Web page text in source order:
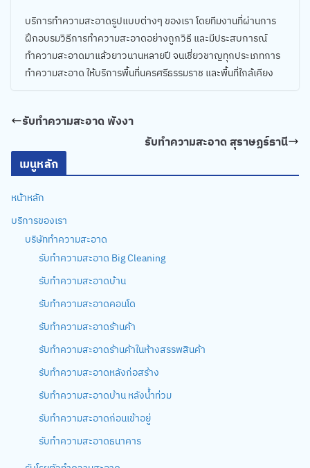
บริการทำความสะอาดรูปแบบต่างๆ ของเรา โดยทีมงานที่ผ่านการ
ฝึกอบรมวิธีการทำความสะอาดอย่างถูกวิธี และมีประสบการณ์
ทำความสะอาดมาแล้วยาวนานหลายปี จนเชี่ยวชาญทุกประเภทการ
ทำความสะอาด ให้บริการพื้นที่นครศรีธรรมราช และพื้นที่ใกล้เคียง
รับทำความสะอาด พังงา
รับทำความสะอาด สุราษฏร์ธานี
เมนูหลัก
หน้าหลัก
บริการของเรา
บริษัททำความสะอาด
รับทำความสะอาด Big Cleaning
รับทำความสะอาดบ้าน
รับทำความสะอาดคอนโด
รับทำความสะอาดร้านค้า
รับทำความสะอาดร้านค้าในห้างสรรพสินค้า
รับทำความสะอาดหลังก่อสร้าง
รับทำความสะอาดบ้าน หลังน้ำท่วม
รับทำความสะอาดก่อนเข้าอยู่
รับทำความสะอาดธนาคาร